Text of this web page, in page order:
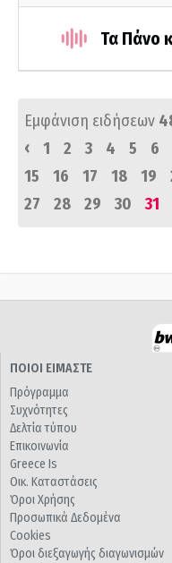
Τα Πάνο
Εμφάνιση ειδήσεων
‹
1 2 3 4 5 6
15
16 17 18 19
27
28 29 30 31
ΠΟΙΟΙ ΕΙΜΑΣΤΕ
Πρόγραμμα
Συχνότητες
Δελτία τύπου
Επικοινωνία
Greece Is
Οικ. Καταστάσεις
Όροι Χρήσης
Προσωπικά Δεδομένα
Cookies
Όροι διεξαγωγής διαγωνισμών